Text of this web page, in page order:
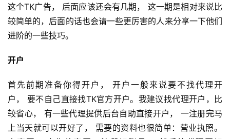
这个TK广告， 后面应该还会有几期， 这一期是相对来说比
较简单的，后面的话也会请一些更厉害的人来分享一下他们
进阶的一些技巧。
开户
首先前期准备你得开户， 开户一般来说要不找代理开
户， 要不自己直接找TK官方开户。我建议找代理开户，比
较省心， 有一些代理提供后台自助直接开户， 一注册完马
上当天就可以开好了， 需要的资料也很简单：营业执照。